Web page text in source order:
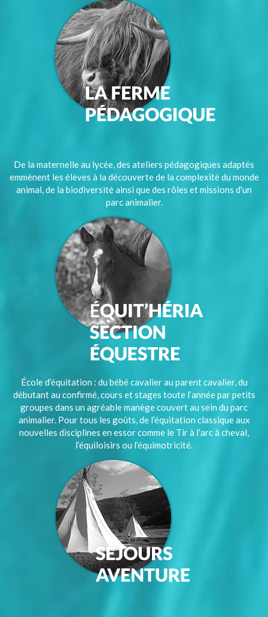
De la maternelle au lycée, des ateliers pédagogiques adaptés
emmènent les élèves à la découverte de la complexité du monde
animal, de la biodiversité ainsi que des rôles et missions d'un
parc animalier.
École d’équitation : du bébé cavalier au parent cavalier, du
débutant au confirmé, cours et stages toute l’année par petits
groupes dans un agréable manège couvert au sein du parc
animalier. Pour tous les goûts, de l’équitation classique aux
nouvelles disciplines en essor comme le Tir à l’arc à cheval,
l’équiloisirs ou l’équimotricité.